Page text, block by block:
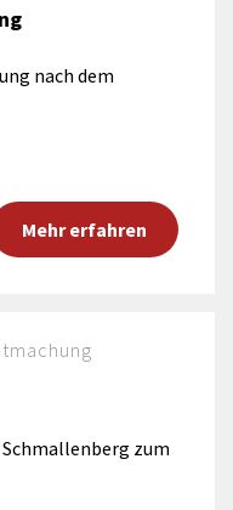
nach dem
Mehr erfahren
zum